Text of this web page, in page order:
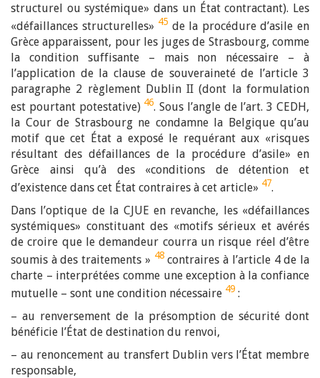
structurel ou systémique» dans un État contractant). Les
«défaillances structurelles» 45 de la procédure d’asile en
Grèce apparaissent, pour les juges de Strasbourg, comme
la condition suffisante – mais non nécessaire – à
l’application de la clause de souveraineté de l’article 3
paragraphe 2 règlement Dublin II (dont la formulation
est pourtant potestative) 46. Sous l’angle de l’art. 3 CEDH,
la Cour de Strasbourg ne condamne la Belgique qu’au
motif que cet État a exposé le requérant aux «risques
résultant des défaillances de la procédure d’asile» en
Grèce ainsi qu’à des «conditions de détention et
d’existence dans cet État contraires à cet article» 47.
Dans l’optique de la CJUE en revanche, les «défaillances
systémiques» constituant des «motifs sérieux et avérés
de croire que le demandeur courra un risque réel d’être
soumis à des traitements » 48contraires à l’article 4 de la
charte – interprétées comme une exception à la confiance
mutuelle – sont une condition nécessaire 49 :
– au renversement de la présomption de sécurité dont
bénéficie l’État de destination du renvoi,
– au renoncement au transfert Dublin vers l’État membre
responsable,